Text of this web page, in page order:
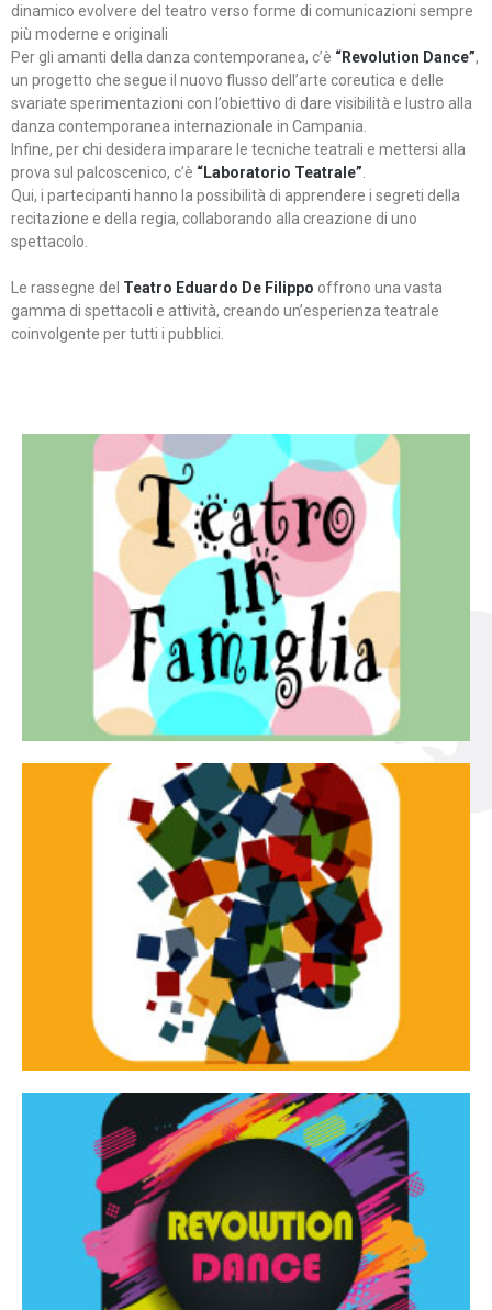
dinamico evolvere del teatro verso forme di comunicazioni sempre
più moderne e originali
Per gli amanti della danza contemporanea, c’è “Revolution Dance”,
un progetto che segue il nuovo flusso dell’arte coreutica e delle
svariate sperimentazioni con l’obiettivo di dare visibilità e lustro alla
danza contemporanea internazionale in Campania.
Infine, per chi desidera imparare le tecniche teatrali e mettersi alla
prova sul palcoscenico, c’è “Laboratorio Teatrale”
Qui, i partecipanti hanno la possibilità di apprendere i segreti della
recitazione e della regia, collaborando alla creazione di uno
spettacolo.
Le rassegne del Teatro Eduardo De Filippo offrono una vasta
gamma di spettacoli e attività, creando un’esperienza teatrale
coinvolgente per tutti i pubblici.
Teatro in famiglia
Teatro In Famiglia è una rassegna di teatro concepita
per far condividere e godere del teatro all’intera
famiglia.
Continua
Tracce dinamiche
Tracce Dinamiche è una rassegna di teatro
d’innovazione e sperimentale.
Continua
Revolution Dance
Rassegna di danza contemporanea – I Edizione